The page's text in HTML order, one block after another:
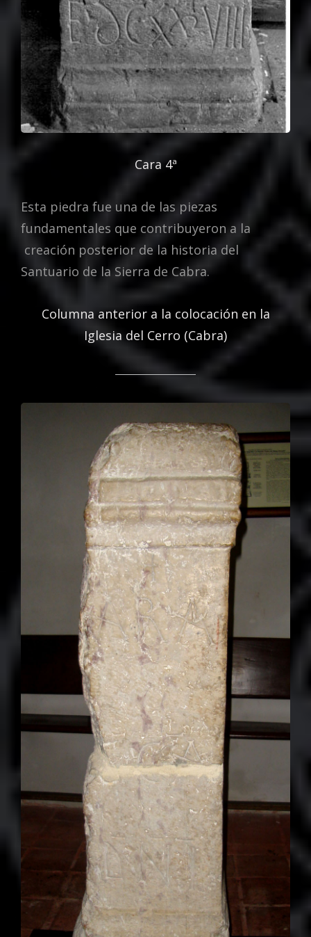
Cara 4ª
Esta piedra fue una de las piezas
fundamentales que contribuyeron a la
creación posterior de la historia del
Santuario de la Sierra de Cabra.
Columna anterior a la colocación en la
Iglesia del Cerro (Cabra)